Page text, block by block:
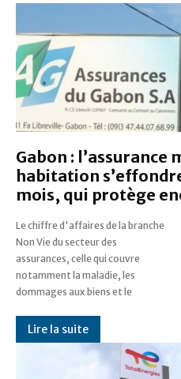
Gabon : l’assurance
habitation
mois, qui protège
Le chiffre d'affaires de la branche
Non Vie du secteur des
assurances, celle qui couvre
notamment la maladie, les
dommages aux biens et le
transport, s'est effondré de
54,9% au premier trimestre 2026
par rapport au trimestre
précédent. C'est l'un des reculs
Lire la suite